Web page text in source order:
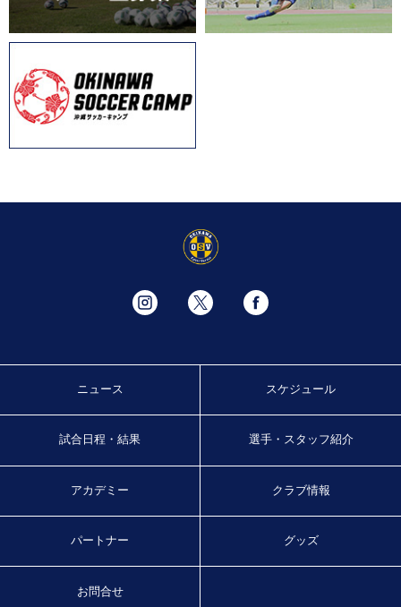
ニュース スケジュール
試合日程・結果 選手・スタッフ紹介
アカデミー クラブ情報
パートナー グッズ
お問合せ